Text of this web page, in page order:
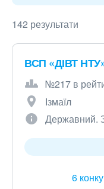
142 результати
ВСП «ДІВТ
№217 в
Ізмаїл
Державний.
6